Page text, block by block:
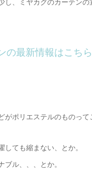
し、ミヤカグのカーテンの
の最新情報はこちら
がポリエステルのものって
しても縮まない、とか。
ル、、、とか。